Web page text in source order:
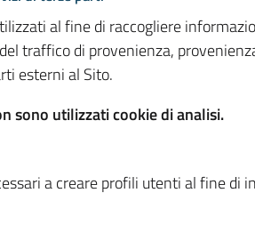
al fine di raccogliere
traffico di provenienza,
esterni al Sito.
sono utilizzati cookie di analisi.
a creare profili utenti al fine